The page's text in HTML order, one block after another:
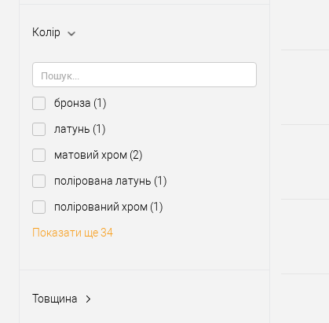
Колір
бронза (1)
латунь (1)
матовий хром (2)
полірована латунь (1)
полірований хром (1)
Показати ще 34
Товщина